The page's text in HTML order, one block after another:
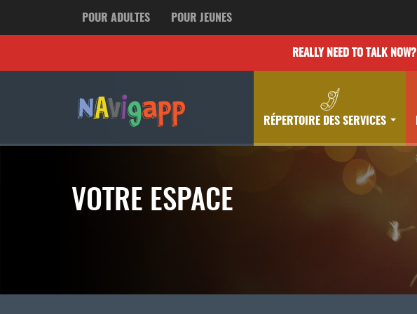
POUR ADULTES POUR JEUNES
REALLY NEED TO TALK NOW?
RÉPERTOIRE DES SERVICES
VOTRE ESPACE